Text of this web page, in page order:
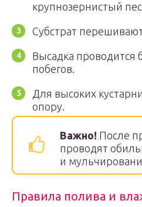
крупнозернистый
Субстрат
Высадка проводится
побегов.
Для высоких
опору.
Важно! После
проводят
и
Правила полива и